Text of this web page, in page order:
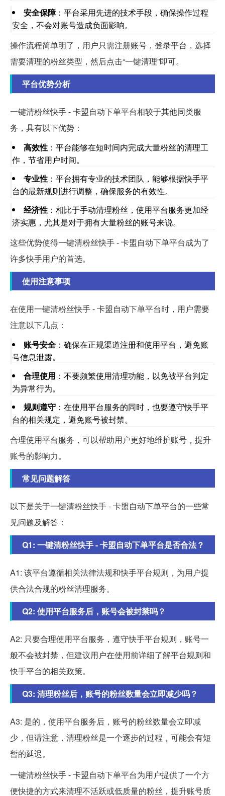
安全保障：平台采用先进的技术手段，确保操作过程
安全，不会对账号造成负面影响。
操作流程简单明了，用户只需注册账号，登录平台，选择
需要清理的粉丝类型，然后点击“一键清理”即可。
平台优势分析
一键清粉丝快手 - 卡盟自动下单平台相较于其他同类服
务，具有以下优势：
高效性 ：平台能够在短时间内完成大量粉丝的清理工
作，节省用户时间。
专业性 ：平台拥有专业的技术团队，能够根据快手平
台的最新规则进行调整，确保服务的有效性。
经济性 ：相比于手动清理粉丝，使用平台服务更加经
济实惠，尤其是对于拥有大量粉丝的账号来说。
这些优势使得一键清粉丝快手 - 卡盟自动下单平台成为了
许多快手用户的首选。
使用注意事项
在使用一键清粉丝快手 - 卡盟自动下单平台时，用户需要
注意以下几点：
账号安全 ：确保在正规渠道注册和使用平台，避免账
号信息泄露。
合理使用 ：不要频繁使用清理功能，以免被平台判定
为异常行为。
规则遵守 ：在使用平台服务的同时，也要遵守快手平
台的相关规定，避免账号被封禁。
合理使用平台服务，可以帮助用户更好地维护账号，提升
账号的影响力。
常见问题解答
以下是关于一键清粉丝快手 - 卡盟自动下单平台的一些常
见问题及解答：
Q1: 一键清粉丝快手 - 卡盟自动下单平台是否合法？
A1: 该平台遵循相关法律法规和快手平台规则，为用户提
供合法合规的粉丝清理服务。
Q2: 使用平台服务后，账号会被封禁吗？
A2: 只要合理使用平台服务，遵守快手平台规则，账号一
般不会被封禁，但建议用户在使用前详细了解平台规则和
快手平台的相关政策。
Q3: 清理粉丝后，账号的粉丝数量会立即减少吗？
A3: 是的，使用平台服务后，账号的粉丝数量会立即减
少，但请注意，清理粉丝是一个逐步的过程，可能会有短
暂的延迟。
一键清粉丝快手 - 卡盟自动下单平台为用户提供了一个方
便快捷的方式来清理不活跃或低质量的粉丝，提升账号质